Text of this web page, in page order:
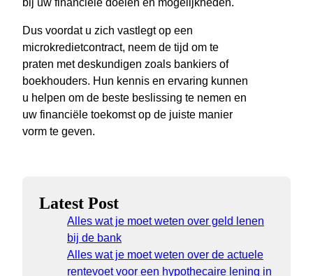
bij uw financiële doelen en mogelijkheden.
Dus voordat u zich vastlegt op een
microkredietcontract, neem de tijd om te
praten met deskundigen zoals bankiers of
boekhouders. Hun kennis en ervaring kunnen
u helpen om de beste beslissing te nemen en
uw financiële toekomst op de juiste manier
vorm te geven.
Latest Post
Alles wat je moet weten over geld lenen
bij de bank
Alles wat je moet weten over de actuele
rentevoet voor een hypothecaire lening in